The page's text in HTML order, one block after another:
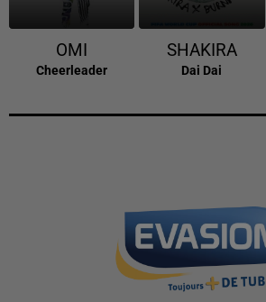
OMI
Cheerleader
SHAKIRA
Dai Dai